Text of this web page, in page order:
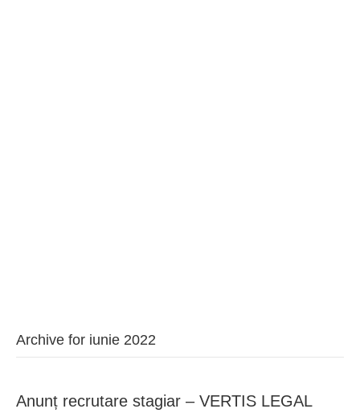
Archive for iunie 2022
Anunț recrutare stagiar – VERTIS LEGAL